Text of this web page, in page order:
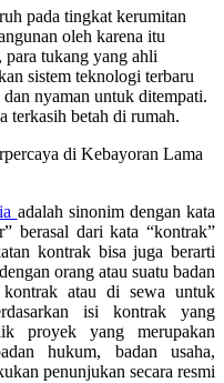
pada tingkat kerumitan
oleh karena itu
para tukang yang ahli
sistem teknologi terbaru
nyaman untuk ditempati.
terkasih betah di rumah.
adalah sinonim dengan kata
berasal dari kata “kontrak”
kontrak bisa juga berarti
orang atau suatu badan
atau di sewa untuk
isi kontrak yang
proyek yang merupakan
hukum, badan usaha,
penunjukan secara resmi